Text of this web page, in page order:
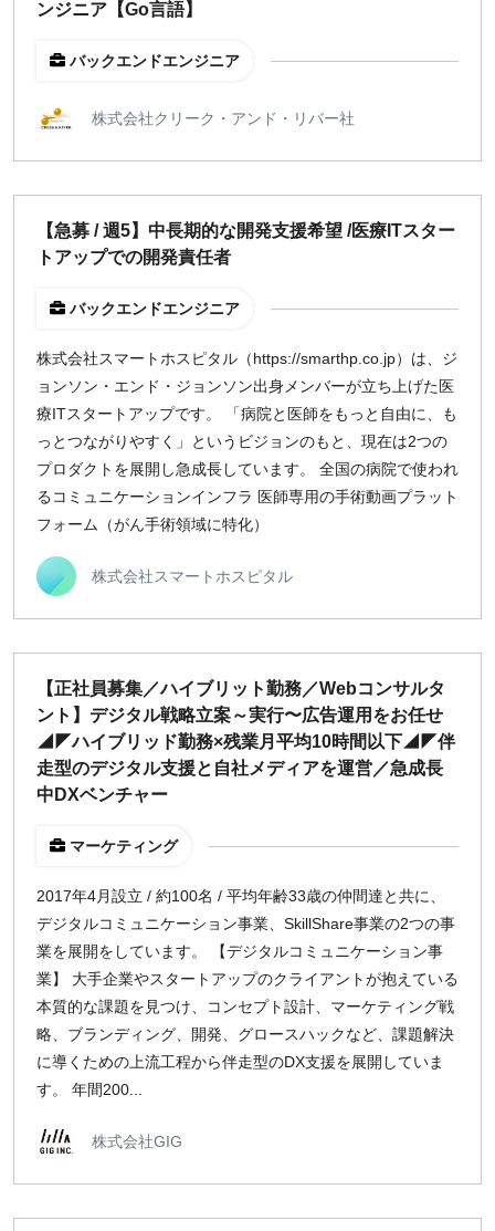
ンジニア【Go言語】
バックエンドエンジニア
株式会社クリーク・アンド・リバー社
【急募 / 週5】中長期的な開発支援希望 /医療ITスター
トアップでの開発責任者
バックエンドエンジニア
株式会社スマートホスピタル（https://smarthp.co.jp）は、ジ
ョンソン・エンド・ジョンソン出身メンバーが立ち上げた医
療ITスタートアップです。 「病院と医師をもっと自由に、も
っとつながりやすく」というビジョンのもと、現在は2つの
プロダクトを展開し急成長しています。 全国の病院で使われ
るコミュニケーションインフラ 医師専用の手術動画プラット
フォーム（がん手術領域に特化）
株式会社スマートホスピタル
【正社員募集／ハイブリット勤務／Webコンサルタ
ント】デジタル戦略立案～実行〜広告運用をお任せ
◢◤ハイブリッド勤務×残業月平均10時間以下◢◤伴
走型のデジタル支援と自社メディアを運営／急成長
中DXベンチャー
マーケティング
2017年4月設立 / 約100名 / 平均年齢33歳の仲間達と共に、
デジタルコミュニケーション事業、SkillShare事業の2つの事
業を展開をしています。 【デジタルコミュニケーション事
業】 大手企業やスタートアップのクライアントが抱えている
本質的な課題を見つけ、コンセプト設計、マーケティング戦
略、ブランディング、開発、グロースハックなど、課題解決
に導くための上流工程から伴走型のDX支援を展開していま
す。 年間200...
株式会社GIG